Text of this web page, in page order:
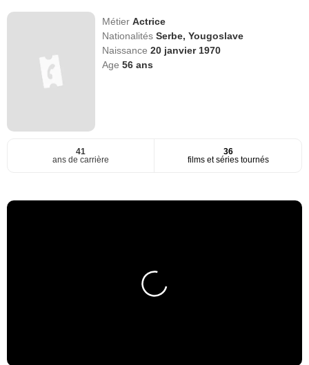
MétierActrice
NationalitésSerbe, Yougoslave
Naissance20 janvier 1970
Age56 ans
41
ans de carrière
36
films et séries tournés